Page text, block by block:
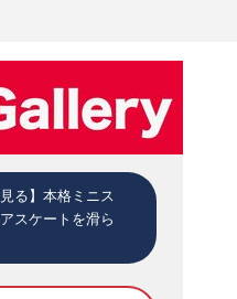
る】本格ミニス
スケートを滑ら